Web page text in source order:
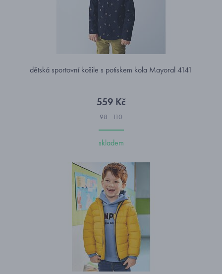
dětská sportovní košile s potiskem kola Mayoral 4141
559 Kč
98 110
skladem